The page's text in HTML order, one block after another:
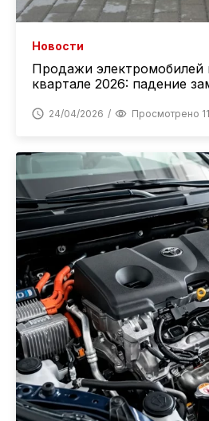
Новости
Продажи
квартале 2026: падение
24/04/2026 Просмотрено